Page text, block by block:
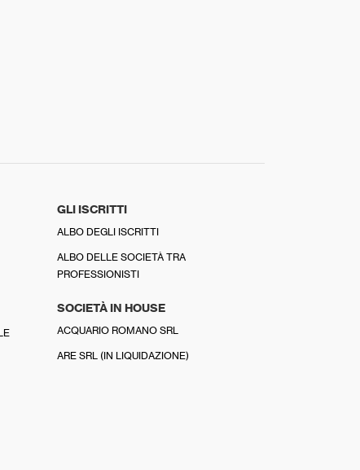
GLI ISCRITTI
ALBO DEGLI ISCRITTI
ALBO DELLE SOCIETÀ TRA
PROFESSIONISTI
SOCIETÀ IN HOUSE
ACQUARIO ROMANO SRL
ARE SRL (IN LIQUIDAZIONE)